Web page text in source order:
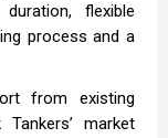
flexible
process and a
from existing
market